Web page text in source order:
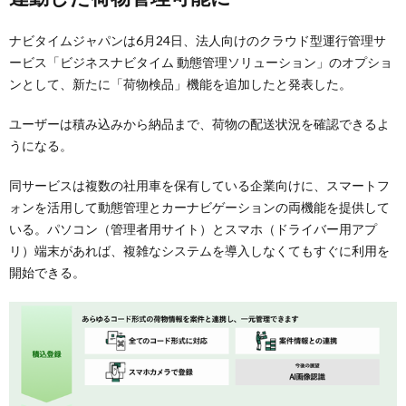
ナビタイムジャパンは6月24日、法人向けのクラウド型運行管理サ
ービス「ビジネスナビタイム 動態管理ソリューション」のオプショ
ンとして、新たに「荷物検品」機能を追加したと発表した。
ユーザーは積み込みから納品まで、荷物の配送状況を確認できるよ
うになる。
同サービスは複数の社用車を保有している企業向けに、スマートフ
ォンを活用して動態管理とカーナビゲーションの両機能を提供して
いる。パソコン（管理者用サイト）とスマホ（ドライバー用アプ
リ）端末があれば、複雑なシステムを導入しなくてもすぐに利用を
開始できる。